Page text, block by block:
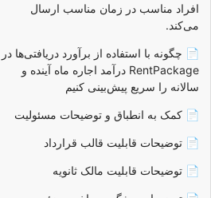
افراد مناسب در زمان مناسب ارسال
می‌کند.
📄 چگونه با استفاده از برآورد دریافتی‌ها در
RentPackage درآمد اجاره ماه آینده و
سالانه را سریع پیش‌بینی کنیم
📄 کمک به انطباق و توضیحات مسئولیت
📄 توضیحات قابلیت قالب قرارداد
📄 توضیحات قابلیت مالک ثانویه